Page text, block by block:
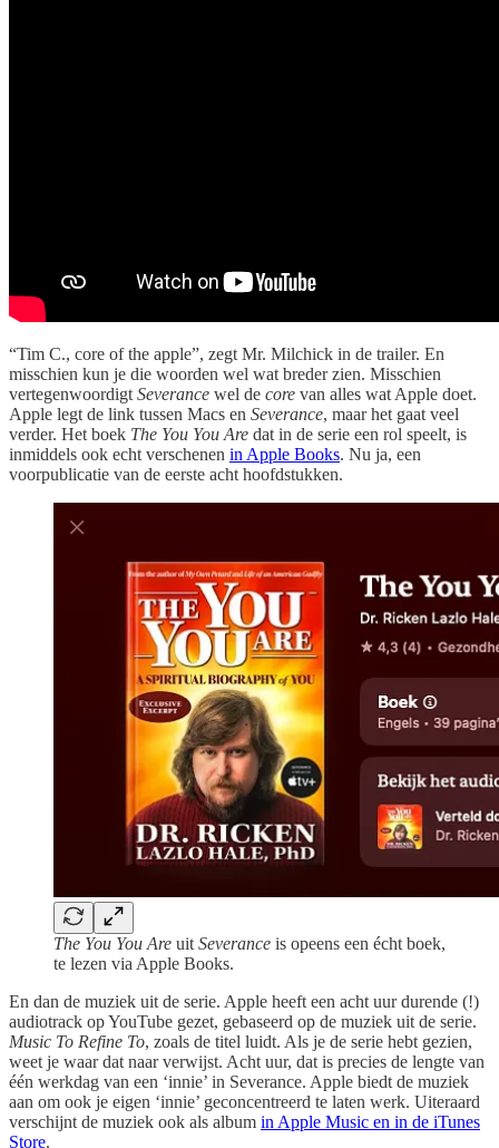
“Tim C., core of the apple”, zegt Mr. Milchick in de trailer. En
misschien kun je die woorden wel wat breder zien. Misschien
vertegenwoordigt Severance wel de core van alles wat Apple doet.
Apple legt de link tussen Macs en Severance, maar het gaat veel
verder. Het boek The You You Are dat in de serie een rol speelt, is
inmiddels ook echt verschenen in Apple Books. Nu ja, een
voorpublicatie van de eerste acht hoofdstukken.
The You You Are uit Severance is opeens een écht boek,
te lezen via Apple Books.
En dan de muziek uit de serie. Apple heeft een acht uur durende (!)
audiotrack op YouTube gezet, gebaseerd op de muziek uit de serie.
Music To Refine To, zoals de titel luidt. Als je de serie hebt gezien,
weet je waar dat naar verwijst. Acht uur, dat is precies de lengte van
één werkdag van een ‘innie’ in Severance. Apple biedt de muziek
aan om ook je eigen ‘innie’ geconcentreerd te laten werk. Uiteraard
verschijnt de muziek ook als album in Apple Music en in de iTunes
Store.